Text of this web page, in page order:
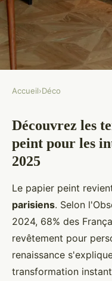
Découvrez
Paris :
Accueil›Déco
Découvrez les
peint pour les
2025
Le papier peint
parisiens. Selon
2024, 68% des
revêtement pour
renaissance
transformation